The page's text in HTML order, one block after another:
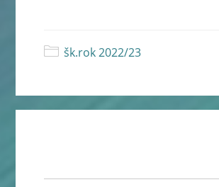
šk.rok 2022/23